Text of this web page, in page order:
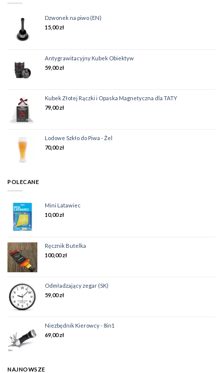
Dzwonek na piwo (EN)
15,00zł
Antygrawitacyjny Kubek Obiektyw
59,00zł
Kubek Złotej Rączki i Opaska Magnetyczna dla TATY
79,00zł
Lodowe Szkło do Piwa - Żel
70,00zł
POLECANE
Mini Latawiec
10,00zł
Ręcznik Butelka
100,00zł
Odmładzający zegar (SK)
59,00zł
Niezbędnik Kierowcy - 8in1
69,00zł
NAJNOWSZE